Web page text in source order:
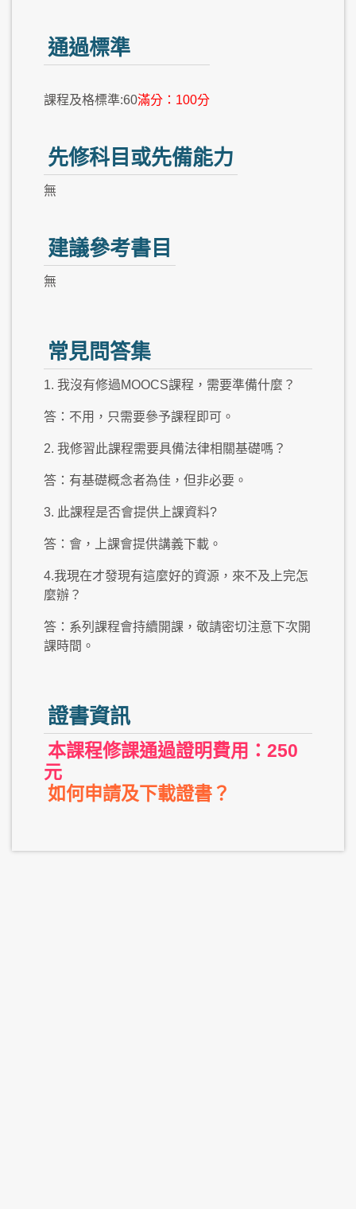
通過標準
課程及格標準:60滿分：100分
先修科目或先備能力
無
建議參考書目
無
常見問答集
1. 我沒有修過MOOCS課程，需要準備什麼？
答：不用，只需要參予課程即可。
2. 我修習此課程需要具備法律相關基礎嗎？
答：有基礎概念者為佳，但非必要。
3. 此課程是否會提供上課資料?
答：會，上課會提供講義下載。
4.我現在才發現有這麼好的資源，來不及上完怎
麼辦？
答：系列課程會持續開課，敬請密切注意下次開
課時間。
證書資訊
本課程修課通過證明費用：250
元
如何申請及下載證書？